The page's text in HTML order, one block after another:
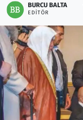
BURCU BALTA
EDITÖR
Otomobil
Oyun
Ramazan
Resmi İlanlar
Rüya Tabirleri